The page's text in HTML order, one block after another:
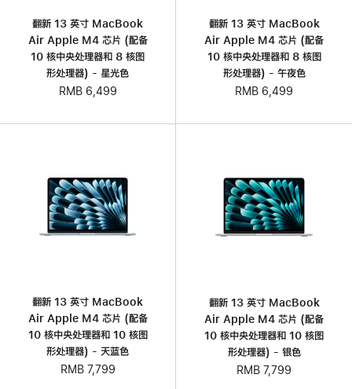
翻新 13 英寸 MacBook
Air Apple M4 芯片 (配备
10 核中央处理器和 8 核图
形处理器) - 星光色
RMB 6,499
翻新 13 英寸 MacBook
Air Apple M4 芯片 (配备
10 核中央处理器和 8 核图
形处理器) - 午夜色
RMB 6,499
翻新 13 英寸 MacBook
Air Apple M4 芯片 (配备
10 核中央处理器和 10 核图
形处理器) - 天蓝色
RMB 7,799
翻新 13 英寸 MacBook
Air Apple M4 芯片 (配备
10 核中央处理器和 10 核图
形处理器) - 银色
RMB 7,799